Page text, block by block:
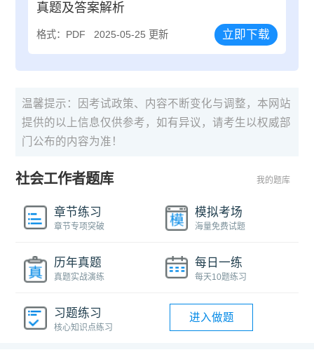
真题及答案解析
格式：PDF 2025-05-25 更新 立即下载
温馨提示：因考试政策、内容不断变化与调整，本网站
提供的以上信息仅供参考，如有异议，请考生以权威部
门公布的内容为准！
社会工作者题库 我的题库
章节练习
章节专项突破
模拟考场
海量免费试题
历年真题
真题实战演练
每日一练
每天10题练习
习题练习
核心知识点练习
进入做题